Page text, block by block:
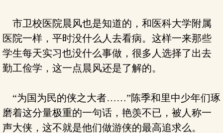
市卫校医院晨风也是知道的，和医科大学附属
医院一样，平时没什么人去看病。这样一来那些
学生每天实习也没什么事做，很多人选择了出去
勤工俭学，这一点晨风还是了解的。
“为国为民的侠之大者……”陈季和里中少年们琢
磨着这分量极重的一句话，艳羡不已，被人称一
声大侠，这不就是他们做游侠的最高追求么。